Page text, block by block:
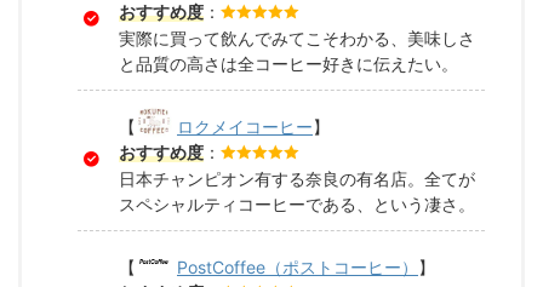
おすすめ度 ：
実際に買って飲んでみてこそわかる、美味しさ
と品質の高さは全コーヒー好きに伝えたい。
【 ロクメイコーヒー】
おすすめ度 ：
日本チャンピオン有する奈良の有名店。全てが
スペシャルティコーヒーである、という凄さ。
【 PostCoffee（ポストコーヒー）
】